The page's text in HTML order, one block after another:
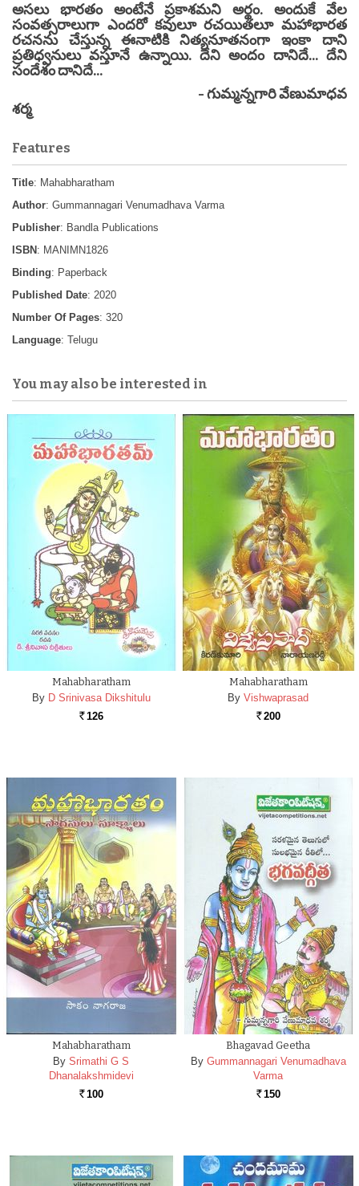
అసలు భారతం అంటేనే ప్రకాశమని అర్థం. అందుకే వేల
సంవత్సరాలుగా ఎందరో కవులూ రచయితలూ మహాభారత
రచనను చేస్తున్న ఈనాటికి నిత్యనూతనంగా ఇంకా దాని
ప్రతిధ్వనులు వస్తూనే ఉన్నాయి. దేని అందం దానిదే... దేని
సందేశం దానిదే...
- గుమ్మన్నగారి వేణుమాధవ
శర్మ
Features
Title: Mahabharatham
Author: Gummannagari Venumadhava Varma
Publisher: Bandla Publications
ISBN : MANIMN1826
Binding: Paperback
Published Date: 2020
Number Of Pages: 320
Language: Telugu
You may also be interested in
Mahabharatham
By D Srinivasa Dikshitulu
Rs. 126
Mahabharatham
By Vishwaprasad
Rs. 200
Mahabharatham
By Srimathi G S
Dhanalakshmidevi
Rs. 100
Bhagavad Geetha
By Gummannagari Venumadhava
Varma
Rs. 150